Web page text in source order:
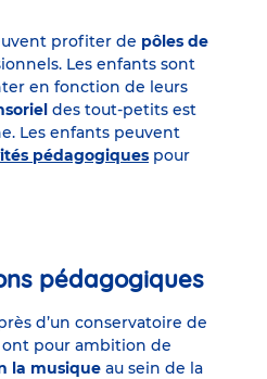
profiter de pôles de
Les enfants sont
en fonction de leurs
des tout-petits est
Les enfants peuvent
pédagogiques pour
pédagogiques
d’un conservatoire de
ont pour ambition de
la musique au sein de la